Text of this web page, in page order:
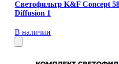
Светофильтр K&F Concept
Diffusion 1
В наличии